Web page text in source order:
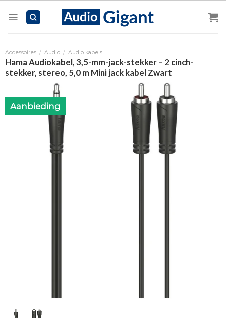
Accessoires / Audio / Audio kabels
Hama Audiokabel, 3,5-mm-jack-stekker – 2 cinch-
stekker, stereo, 5,0 m Mini jack kabel Zwart
Aanbieding